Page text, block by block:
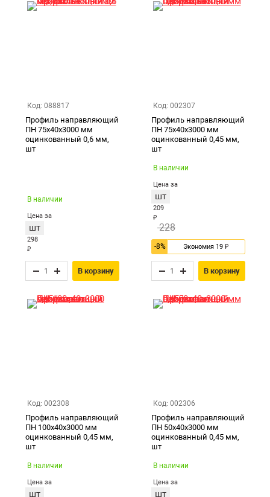
Код: 088817
Профиль направляющий
ПН 75х40х3000 мм
оцинкованный 0,6 мм,
шт
В наличии
Цена за
шт
298
₽
В корзину
Код: 002307
Профиль направляющий
ПН 75х40х3000 мм
оцинкованный 0,45 мм,
шт
В наличии
Цена за
шт
209
₽
228
-8% Экономия 19 ₽
В корзину
Код: 002308
Профиль направляющий
ПН 100х40х3000 мм
оцинкованный 0,45 мм,
шт
В наличии
Цена за
шт
Код: 002306
Профиль направляющий
ПН 50х40х3000 мм
оцинкованный 0,45 мм,
шт
В наличии
Цена за
шт